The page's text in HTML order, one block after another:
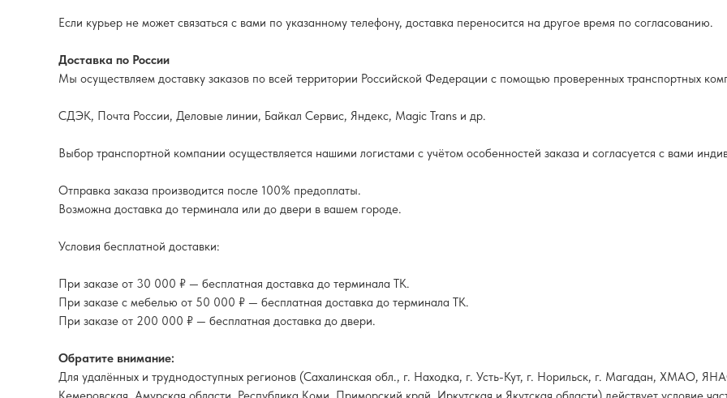
Если курьер не может связаться с вами по указанному телефону, доставка переносится на другое время по согласованию.
Доставка по России
Мы осуществляем доставку заказов по всей территории Российской Федерации с помощью проверенных транспортных
СДЭК, Почта России, Деловые линии, Байкал Сервис, Яндекс, Magic Trans и др.
Выбор транспортной компании осуществляется нашими логистами с учётом особенностей заказа и согласуется с вами
Отправка заказа производится после 100% предоплаты.
Возможна доставка до терминала или до двери в вашем городе.
Условия бесплатной доставки:
При заказе от 30 000 ₽ — бесплатная доставка до терминала ТК.
При заказе с мебелью от 50 000 ₽ — бесплатная доставка до терминала ТК.
При заказе от 200 000 ₽ — бесплатная доставка до двери.
Обратите внимание:
Для удалённых и труднодоступных регионов (Сахалинская обл., г. Находка, г. Усть-Кут, г. Норильск, г. Магадан, ХМАО,